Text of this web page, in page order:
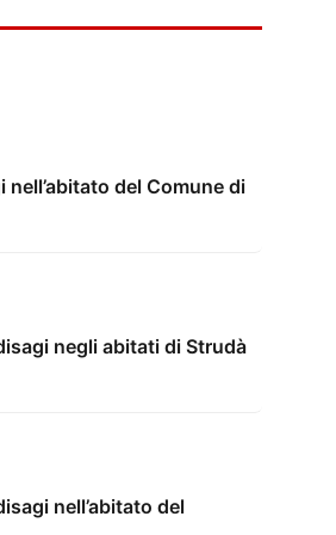
del Comune di
negli abitati di Strudà
nell’abitato del